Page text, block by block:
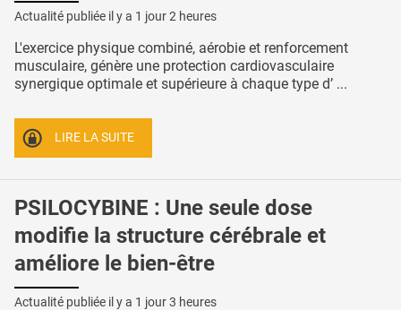
Actualité publiée il y a 1 jour 2 heures
L'exercice physique combiné, aérobie et renforcement
musculaire, génère une protection cardiovasculaire
synergique optimale et supérieure à chaque type d’ ...
LIRE LA SUITE
PSILOCYBINE : Une seule dose
modifie la structure cérébrale et
améliore le bien-être
Actualité publiée il y a 1 jour 3 heures